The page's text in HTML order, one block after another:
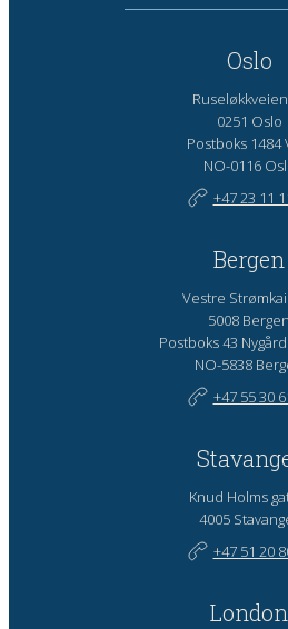
Oslo
0251 Oslo
Postboks 1484
NO-0116
+47 23 11
Bergen
Vestre
5008 Bergen
Postboks 43
NO-5838
+47 55 30
Knud Holms
4005
+47 51 20
London